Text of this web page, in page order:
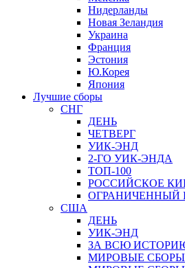
Нидерланды
Новая Зеландия
Украина
Франция
Эстония
Ю.Корея
Япония
Лучшие сборы
СНГ
ДЕНЬ
ЧЕТВЕРГ
УИК-ЭНД
2-ГО УИК-ЭНДА
ТОП-100
РОССИЙСКОЕ
ОГРАНИЧЕННЫЙ
США
ДЕНЬ
УИК-ЭНД
ЗА ВСЮ
МИРОВЫЕ СБОРЫ